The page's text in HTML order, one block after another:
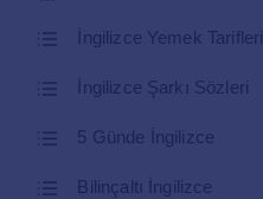
İngilizce Yemek Tarifleri
İngilizce Şarkı Sözleri
5 Günde İngilizce
Bilinçaltı İngilizce